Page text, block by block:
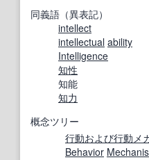
同義語（異表記）
intellect
intellectual ability
Intelligence
知性
知能
知力
概念ツリー
行動および行動 メ
Behavior